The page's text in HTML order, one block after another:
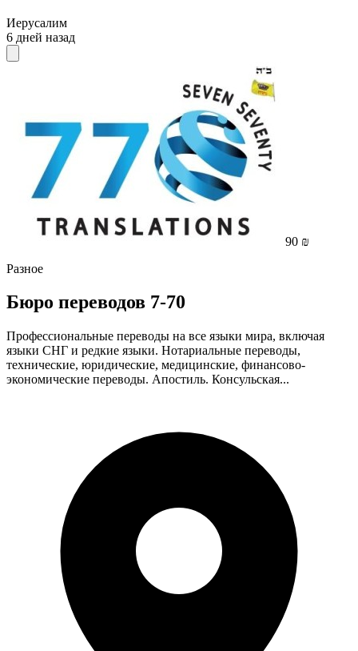
Иерусалим
6 дней назад
90 ₪
Разное
Бюро переводов 7-70
Профессиональные переводы на все языки мира, включая
языки СНГ и редкие языки. Нотариальные переводы,
технические, юридические, медицинские, финансово-
экономические переводы. Апостиль. Консульская...